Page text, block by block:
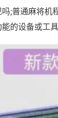
;普通麻将机
的设备或工具